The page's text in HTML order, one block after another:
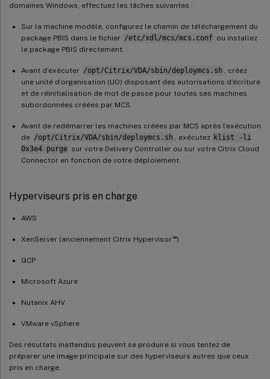
domaines Windows, effectuez les tâches suivantes :
Sur la machine modèle, configurez le chemin de téléchargement du
package PBIS dans le fichier /etc/xdl/mcs/mcs.conf ou installez
le package PBIS directement.
Avant d’exécuter /opt/Citrix/VDA/sbin/deploymcs.sh
, créez
une unité d’organisation (UO) disposant des autorisations d’écriture
et de réinitialisation de mot de passe pour toutes ses machines
subordonnées créées par MCS.
Avant de redémarrer les machines créées par MCS après l’exécution
de /opt/Citrix/VDA/sbin/deploymcs.sh , exécutez klist -li
0x3e4 purge sur votre Delivery Controller ou sur votre Citrix Cloud
Connector en fonction de votre déploiement.
Hyperviseurs pris en charge
AWS
XenServer (anciennement Citrix Hypervisor™)
GCP
Microsoft Azure
Nutanix AHV
VMware vSphere
Des résultats inattendus peuvent se produire si vous tentez de
préparer une image principale sur des hyperviseurs autres que ceux
pris en charge.